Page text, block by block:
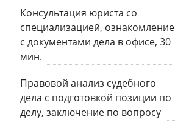
Консультация юриста со
специализацией, ознакомление
с документами дела в офисе, 30
мин.
Правовой анализ судебного
дела с подготовкой позиции по
делу, заключение по вопросу